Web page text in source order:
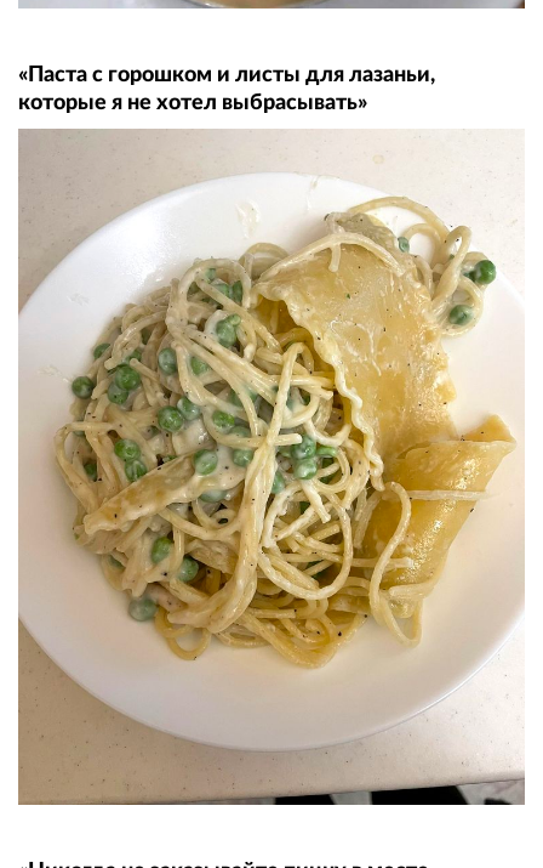
«Паста с горошком и листы для лазаньи,
которые я не хотел выбрасывать»